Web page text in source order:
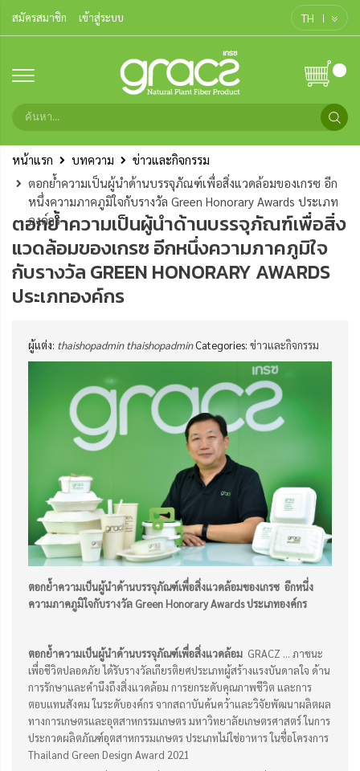
สมัครสมาชิก เข้าสู่ระบบ TH
หน้าแรก บทความ
ข่าวและกิจกรรม
ตอกย้ำความเป็นผู้นำด้านบรรจุภัณฑ์เพื่อสิ่งแวดล้อมของเกรซ อีก
หนึ่งความภาคภูมิใจกับรางวัล Green Honorary Awards ประเภท
องค์กร
ตอกย้ำความเป็นผู้นำด้านบรรจุภัณฑ์เพื่อสิ่ง
แวดล้อมของเกรซ อีกหนึ่งความภาคภูมิใจ
กับรางวัล GREEN HONORARY AWARDS
ประเภทองค์กร
ผู้แต่ง: thaishopadmin thaishopadmin Categories: ข่าวและกิจกรรม
ตอกย้ำความเป็นผู้นำด้านบรรจุภัณฑ์เพื่อสิ่งแวดล้อมของเกรซ อีกหนึ่ง
ความภาคภูมิใจกับรางวัล Green Honorary Awards ประเภทองค์กร
ตอกย้ำความเป็นผู้นำด้านบรรจุภัณฑ์เพื่อสิ่งแวดล้อม GRACZ … ภาชนะ
เพื่อชีวิตปลอดภัย ได้รับรางวัลเกียรติยศประเภทผู้สร้างแรงบันดาลใจ ด้าน
การรักษาและคำนึงถึงสิ่งแวดล้อม การยกระดับคุณภาพชีวิต และการ
ตอบแทนสังคม ในระดับองค์กร จากสถาบันค้นคว้าและวิจัยพัฒนาผลิตผล
ทางการเกษตรและอุตสาหกรรมเกษตร มหาวิทยาลัยเกษตรศาสตร์ ในการ
ประกวดผลิตภัณฑ์อุตสาหกรรมเกษตร ประเภทไม่ใช่อาหาร ในชื่อโครงการ
Thailand Green Design Award 2021